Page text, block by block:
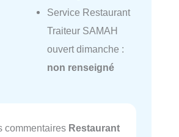
Service Restaurant
Traiteur SAMAH
ouvert dimanche :
non renseigné
commentaires Restaurant